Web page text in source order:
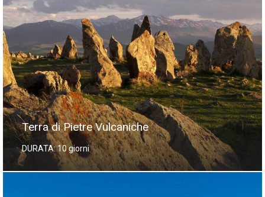
Terra di Pietre Vulcaniche
DURATA: 10 giorni